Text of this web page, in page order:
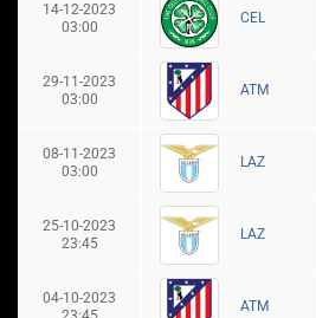
14-12-2023
03:00
CEL
29-11-2023
03:00
ATM
08-11-2023
03:00
LAZ
25-10-2023
23:45
LAZ
04-10-2023
ATM